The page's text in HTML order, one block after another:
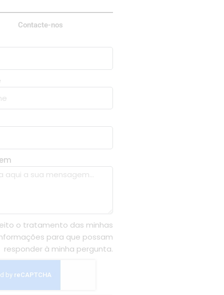
Contacte-nos
o tratamento das minhas
para que possam
responder à minha pergunta.